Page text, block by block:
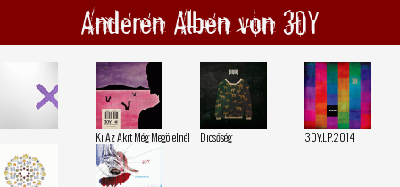
Anderen Alben von 30Y
Ki Az Akit Még Megölelnél Dicsőség 30Y.LP.2014